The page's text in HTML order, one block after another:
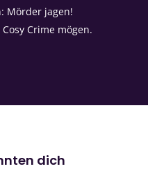
Mörder jagen!
Crime mögen.
dich